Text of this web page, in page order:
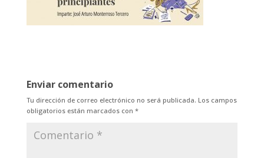
Enviar comentario
Tu dirección de correo electrónico no será publicada. Los campos
obligatorios están marcados con *